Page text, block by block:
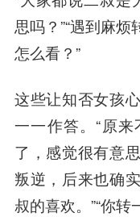
思吗？”“遇到麻
怎么看？”
这些让知否女孩
一一作答。“原
了，感觉很有意
叛逆，后来也确
叔的喜欢。”“你转